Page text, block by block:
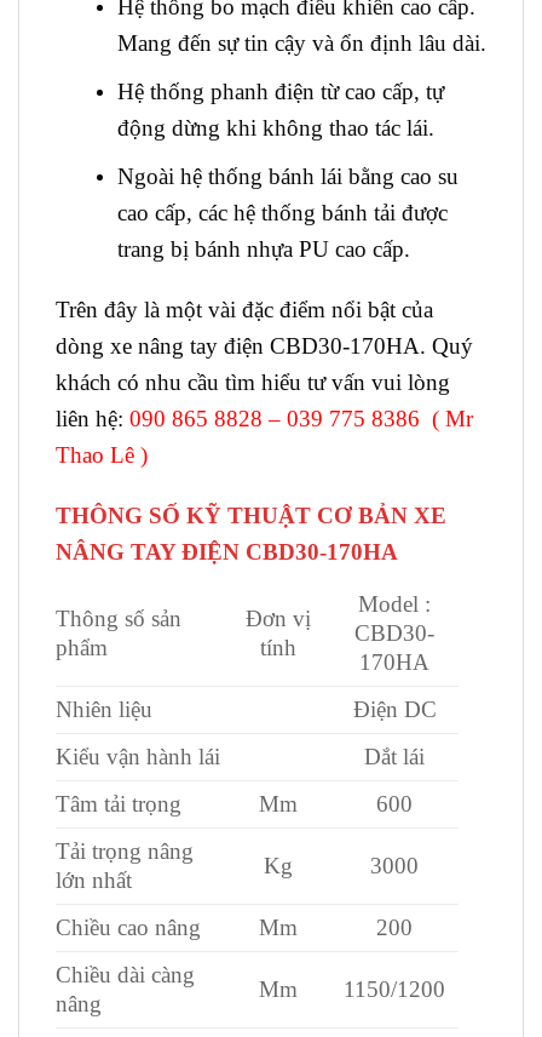
Hệ thống bo mạch điều khiển cao cấp.
Mang đến sự tin cậy và ổn định lâu dài.
Hệ thống phanh điện từ cao cấp, tự
động dừng khi không thao tác lái.
Ngoài hệ thống bánh lái bằng cao su
cao cấp, các hệ thống bánh tải được
trang bị bánh nhựa PU cao cấp.
Trên đây là một vài đặc điểm nổi bật của
dòng xe nâng tay điện CBD30-170HA. Quý
khách có nhu cầu tìm hiểu tư vấn vui lòng
liên hệ: 090 865 8828 – 039 775 8386 ( Mr
Thao Lê )
THÔNG SỐ KỸ THUẬT CƠ BẢN XE
NÂNG TAY ĐIỆN CBD30-170HA
Thông số sản
phẩm
Đơn vị
tính
Model :
CBD30-
170HA
Nhiên liệu
Điện DC
Kiểu vận hành lái
Dắt lái
Tâm tải trọng
Mm
600
Tải trọng nâng
lớn nhất
Kg 3000
Chiều cao nâng Mm
200
Chiều dài càng
nâng
Mm 1150/1200